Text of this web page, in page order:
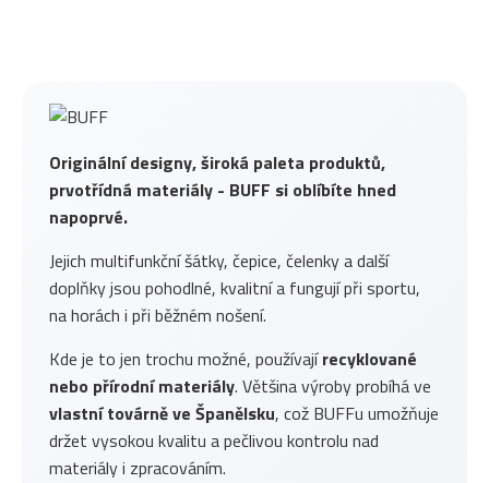
Originální designy, široká paleta produktů,
prvotřídná materiály - BUFF si oblíbíte hned
napoprvé.
Jejich multifunkční šátky, čepice, čelenky a další
doplňky jsou pohodlné, kvalitní a fungují při sportu,
na horách i při běžném nošení.
Kde je to jen trochu možné, používajírecyklované
nebo přírodní materiály. Většina výroby probíhá ve
vlastní továrně ve Španělsku, což BUFFu umožňuje
držet vysokou kvalitu a pečlivou kontrolu nad
materiály i zpracováním.